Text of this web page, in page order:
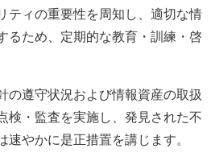
ティの重要性を周知し、適切な情
るため、定期的な教育・訓練・啓
の遵守状況および情報資産の取扱
検・監査を実施し、発見された不
やかに是正措置を講じます。